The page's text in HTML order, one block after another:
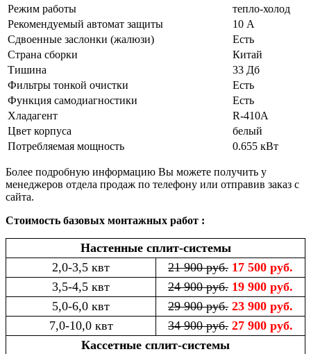
Режим работы
тепло-холод
Рекомендуемый автомат защиты
10 А
Сдвоенные заслонки (жалюзи)
Есть
Страна сборки
Китай
Тишина
33 Дб
Фильтры тонкой очистки
Есть
Функция самодиагностики
Есть
Хладагент
R-410A
Цвет корпуса
белый
Потребляемая мощность
0.655 кВт
Более подробную информацию Вы можете получить у
менеджеров отдела продаж по телефону или отправив заказ с
сайта.
Стоимость базовых монтажных работ :
Настенные сплит-системы
2,0-3,5 квт
21 900 руб. 17 500 руб.
3,5-4,5 квт
24 900 руб. 19 900 руб.
5,0-6,0 квт
29 900 руб. 23 900 руб.
7,0-10,0 квт
34 900 руб. 27 900 руб.
Кассетные сплит-системы